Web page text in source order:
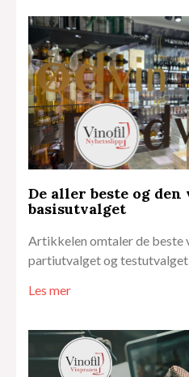
De aller beste og
basisutvalget
Artikkelen omtaler de beste
partiutvalget og testutvalget
Les mer